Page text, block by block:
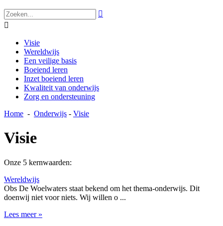


Visie
Wereldwijs
Een veilige basis
Boeiend leren
Inzet boeiend leren
Kwaliteit van onderwijs
Zorg en ondersteuning
Home - Onderwijs - Visie
Visie
Onze 5 kernwaarden:
Wereldwijs
Obs De Woelwaters staat bekend om het thema-onderwijs. Dit
doenwij niet voor niets. Wij willen o ...
Lees meer »